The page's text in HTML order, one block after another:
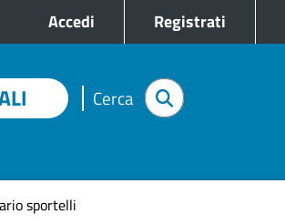
Accedi Registrati
Cerca
sportelli